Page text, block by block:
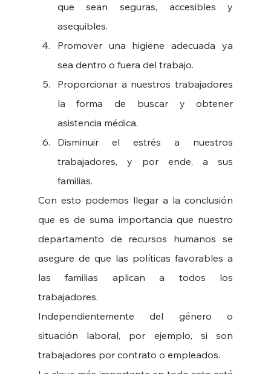
que sean seguras, accesibles y
asequibles.
Promover una higiene adecuada ya
sea dentro o fuera del trabajo.
Proporcionar a nuestros trabajadores
la forma de buscar y obtener
asistencia médica.
Disminuir el estrés a nuestros
trabajadores, y por ende, a sus
familias.
Con esto podemos llegar a la conclusión
que es de suma importancia que nuestro
departamento de recursos humanos se
asegure de que las políticas favorables a
las familias aplican a todos los
trabajadores.
Independientemente del género o
situación laboral, por ejemplo, si son
trabajadores por contrato o empleados.